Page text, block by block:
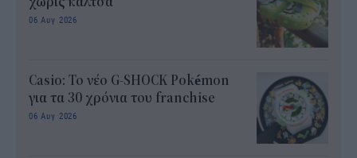
06 Αυγ 2026
Casio: Το νέο G-SHOCK Pokémon
για τα 30 χρόνια του franchise
06 Αυγ 2026